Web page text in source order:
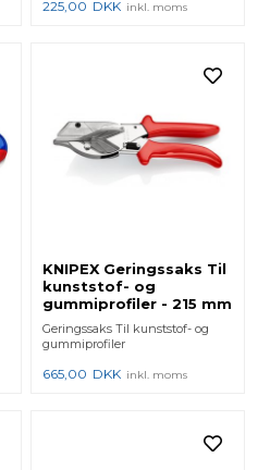
225,00 DKK inkl. moms
KNIPEX Geringssaks Til
kunststof- og
gummiprofiler - 215 mm
Geringssaks Til kunststof- og
gummiprofiler
665,00 DKK inkl. moms